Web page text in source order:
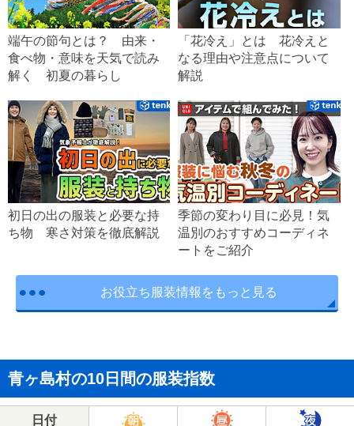
端午の節句とは？ 由来・
食べ物・意味を天気で読み
解く 初夏の暮らし
「花冷え」とは 花冷えと
なる理由や注意点について
解説
初日の出の服装と必要な持
ち物 寒さ対策を徹底解説
季節の変わり目に必見！気
温別のおすすめコーディネ
ートをご紹介
お役立ち服装情報をもっと見る
青ヶ島村の10日間の服装指数
日付